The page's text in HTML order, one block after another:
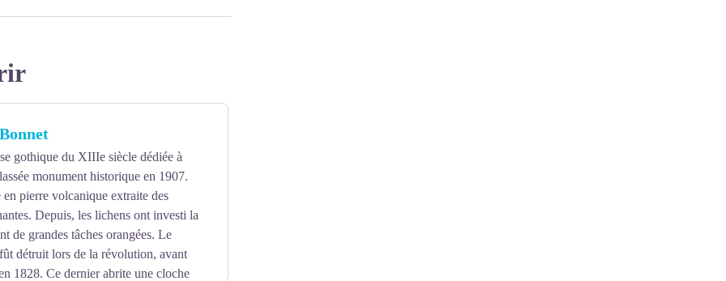
gothique du XIIIe siècle dédiée à
monument historique en 1907.
pierre volcanique extraite des
Depuis, les lichens ont investi la
de grandes tâches orangées. Le
détruit lors de la révolution, avant
1828. Ce dernier abrite une cloche